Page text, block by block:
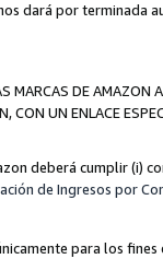
dará por terminada
MARCAS DE
CON UN ENLACE
deberá cumplir (i)
de Ingresos por
para los